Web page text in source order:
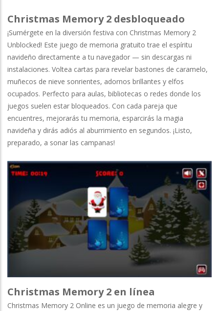
Christmas Memory 2 desbloqueado
¡Sumérgete en la diversión festiva con Christmas Memory 2
Unblocked! Este juego de memoria gratuito trae el espíritu
navideño directamente a tu navegador — sin descargas ni
instalaciones. Voltea cartas para revelar bastones de caramelo,
muñecos de nieve sonrientes, adornos brillantes y elfos
ocupados. Perfecto para aulas, bibliotecas o redes donde los
juegos suelen estar bloqueados. Con cada pareja que
encuentres, mejorarás tu memoria, esparcirás la magia
navideña y dirás adiós al aburrimiento en segundos. ¡Listo,
preparado, a sonar las campanas!
Christmas Memory 2 en línea
Christmas Memory 2 Online es un juego de memoria alegre y